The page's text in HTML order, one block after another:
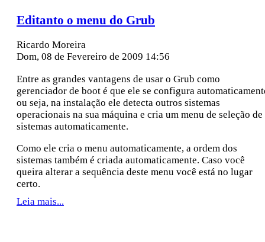
Editanto o menu do Grub
Ricardo Moreira
Dom, 08 de Fevereiro de 2009 14:56
Entre as grandes vantagens de usar o Grub como
gerenciador de boot é que ele se configura
ou seja, na instalação ele detecta outros sistemas
operacionais na sua máquina e cria um menu de seleção de
sistemas automaticamente.
Como ele cria o menu automaticamente, a ordem dos
sistemas também é criada automaticamente. Caso você
queira alterar a sequência deste menu você está no lugar
certo.
Leia mais...